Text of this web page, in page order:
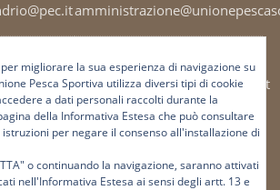
Ufficio tecnico:
tecnico@unionepescasondrio.it
Informazioni:
info@unionepescasondrio.it
migliorare la sua esperienza di navigazione su
Pesca Sportiva utilizza diversi tipi di cookie
a dati personali raccolti durante la
della Informativa Estesa che può consultare
per negare il consenso all'installazione di
o continuando la navigazione, saranno attivati
nell'Informativa Estesa ai sensi degli artt. 13 e